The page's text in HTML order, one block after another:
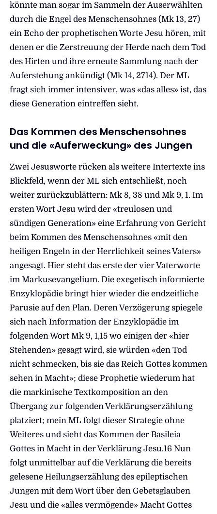
könnte man sogar im Sammeln der Auserwählten
durch die Engel des Menschensohnes (Mk 13, 27)
ein Echo der prophetischen Worte Jesu hören, mit
denen er die Zerstreuung der Herde nach dem Tod
des Hirten und ihre erneute Sammlung nach der
Auferstehung ankündigt (Mk 14, 2714). Der ML
fragt sich immer intensiver, was «das alles» ist, das
diese Generation eintreffen sieht.
Das Kommen des Menschensohnes
und die «Auferweckung» des Jungen
Zwei Jesusworte rücken als weitere Intertexte ins
Blickfeld, wenn der ML sich entschließt, noch
weiter zurückzublättern: Mk 8, 38 und Mk 9, 1. Im
ersten Wort Jesu wird der «treulosen und
sündigen Generation» eine Erfahrung von Gericht
beim Kommen des Menschensohnes «mit den
heiligen Engeln in der Herrlichkeit seines Vaters»
angesagt. Hier steht das erste der vier Vaterworte
im Markusevangelium. Die exegetisch informierte
Enzyklopädie bringt hier wieder die endzeitliche
Parusie auf den Plan. Deren Verzögerung spiegele
sich nach Information der Enzyklopädie im
folgenden Wort Mk 9, 1,15 wo einigen der «hier
Stehenden» gesagt wird, sie würden «den Tod
nicht schmecken, bis sie das Reich Gottes kommen
sehen in Macht»; diese Prophetie wiederum hat
die markinische Textkomposition an den
Übergang zur folgenden Verklärungserzählung
platziert; mein ML folgt dieser Strategie ohne
Weiteres und sieht das Kommen der Basileia
Gottes in Macht in der Verklärung Jesu.16 Nun
folgt unmittelbar auf die Verklärung die bereits
gelesene Heilungserzählung des epileptischen
Jungen mit dem Wort über den Gebetsglauben
Jesu und die «alles vermögende» Macht Gottes